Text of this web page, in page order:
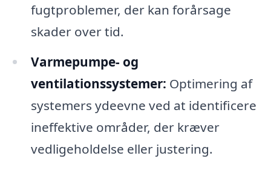
fugtproblemer, der kan forårsage
skader over tid.
Varmepumpe- og
ventilationssystemer: Optimering af
systemers ydeevne ved at identificere
ineffektive områder, der kræver
vedligeholdelse eller justering.